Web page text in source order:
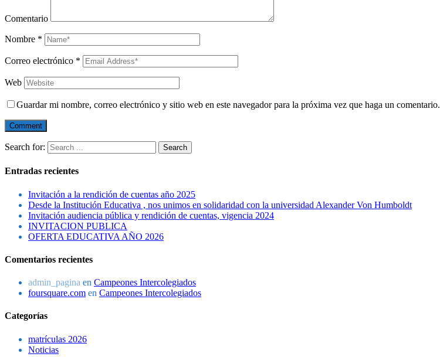
Comentario
Nombre *
Correo electrónico *
Web
Guardar mi nombre, correo electrónico y sitio web en este navegador para la próxima vez que haga un comentario.
Search for:
Entradas recientes
Invitación a la rendición de cuentas año 2025
Desde la Institución Educativa , nos unimos en solidaridad con la universidad Alexander Von Humboldt
Invitación audiencia pública y rendición de cuentas, vigencia 2024
INVITACION PUBLICA
OFERTA EDUCATIVA AÑO 2026
Comentarios recientes
admin_pagina en Campeones Intercolegiados
foursquare.com en Campeones Intercolegiados
Categorías
matrículas 2026
Noticias